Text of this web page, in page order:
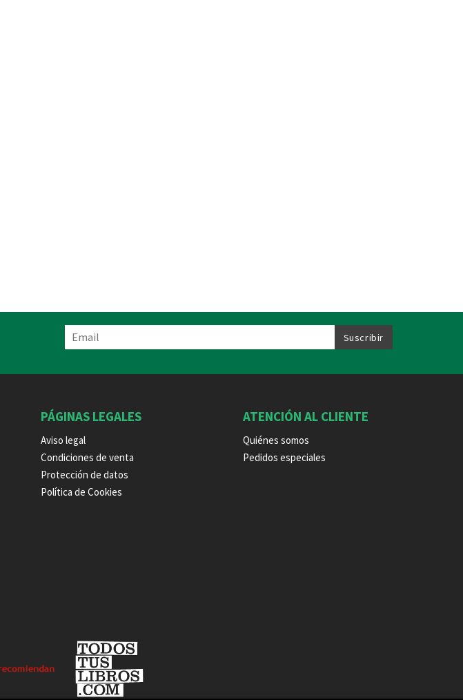
PÁGINAS LEGALES
Aviso legal
Condiciones de venta
Protección de datos
Política de Cookies
ATENCIÓN AL CLIENTE
Quiénes somos
Pedidos especiales